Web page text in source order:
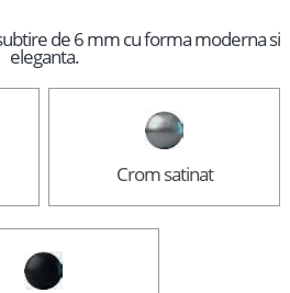
de 6 mm cu forma moderna si
eleganta.
Crom satinat